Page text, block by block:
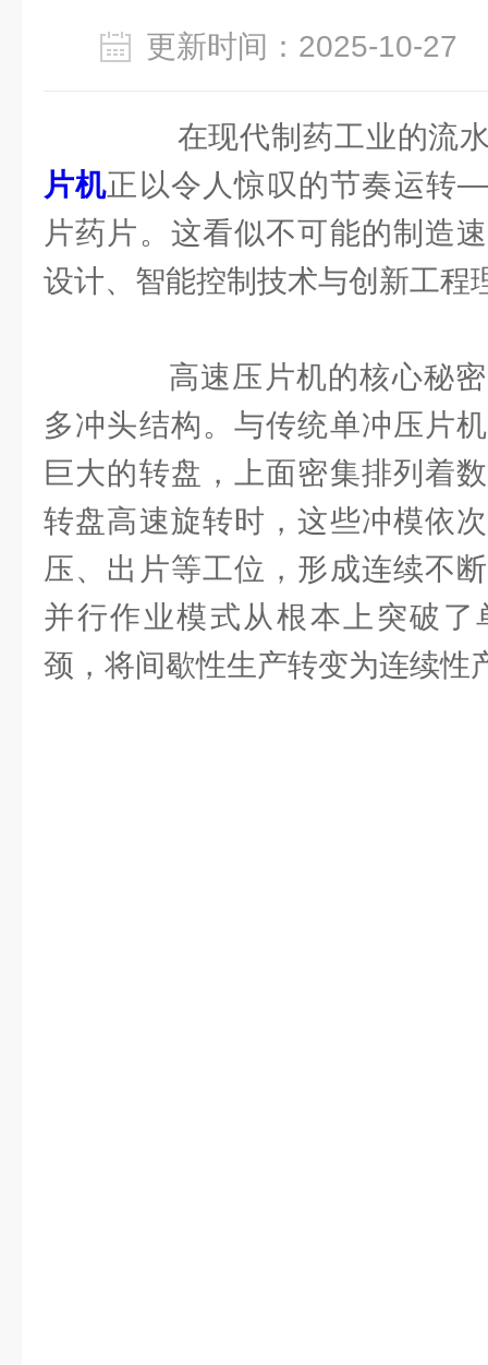
更新时间：2025-10-
在现代制药工业的流水
片机正以令人惊叹的节奏运转
片药片。这看似不可能的制造
设计、智能控制技术与创新工程
高速压片机的核心秘密
多冲头结构。与传统单冲压片
巨大的转盘，上面密集排列着
转盘高速旋转时，这些冲模依
压、出片等工位，形成连续不
并行作业模式从根本上突破
颈，将间歇性生产转变为连续性